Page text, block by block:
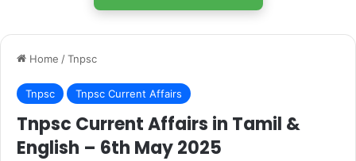
Home /Tnpsc
Tnpsc Tnpsc Current Affairs
Tnpsc Current Affairs in Tamil &
English – 6th May 2025